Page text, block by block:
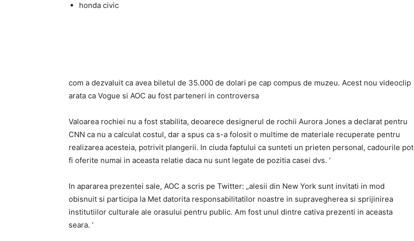
honda civic
com a dezvaluit ca avea biletul de 35.000 de dolari pe cap compus de muzeu. Acest nou videoclip
arata ca Vogue si AOC au fost parteneri in controversa
Valoarea rochiei nu a fost stabilita, deoarece designerul de rochii Aurora Jones a declarat pentru
CNN ca nu a calculat costul, dar a spus ca s-a folosit o multime de materiale recuperate pentru
realizarea acesteia, potrivit plangerii. In ciuda faptului ca sunteti un prieten personal, cadourile pot
fi oferite numai in aceasta relatie daca nu sunt legate de pozitia casei dvs. ‘
In apararea prezentei sale, AOC a scris pe Twitter: „alesii din New York sunt invitati in mod
obisnuit si participa la Met datorita responsabilitatilor noastre in supravegherea si sprijinirea
institutiilor culturale ale orasului pentru public. Am fost unul dintre cativa prezenti in aceasta
seara. ‘